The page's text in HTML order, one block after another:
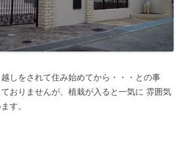
しをされて住み始めてから・・・との事
おりませんが、植栽が入ると一気に 雰囲気
す。